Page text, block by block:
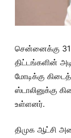
சென்னைக்கு 31
திட்டங்களின்
மோடிக்கு
ஸ்டாலினுக்கு
உள்ளனர்.
திமுக ஆட்சி